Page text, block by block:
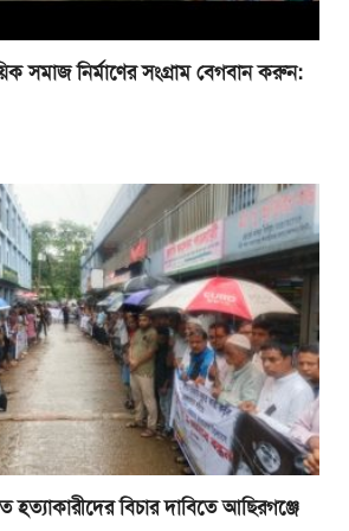
সমাজ নির্মাণের সংগ্রাম বেগবান করুন:
হত্যাকারীদের বিচার দাবিতে আছিরগঞ্জে